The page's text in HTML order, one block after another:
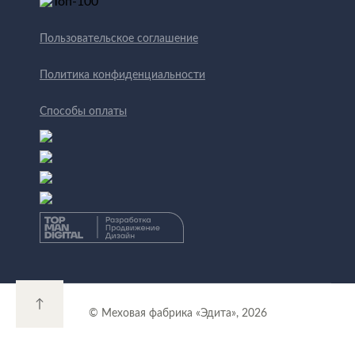
Пользовательское соглашение
Политика конфиденциальности
Способы оплаты
© Меховая фабрика «Эдита», 2026
↑